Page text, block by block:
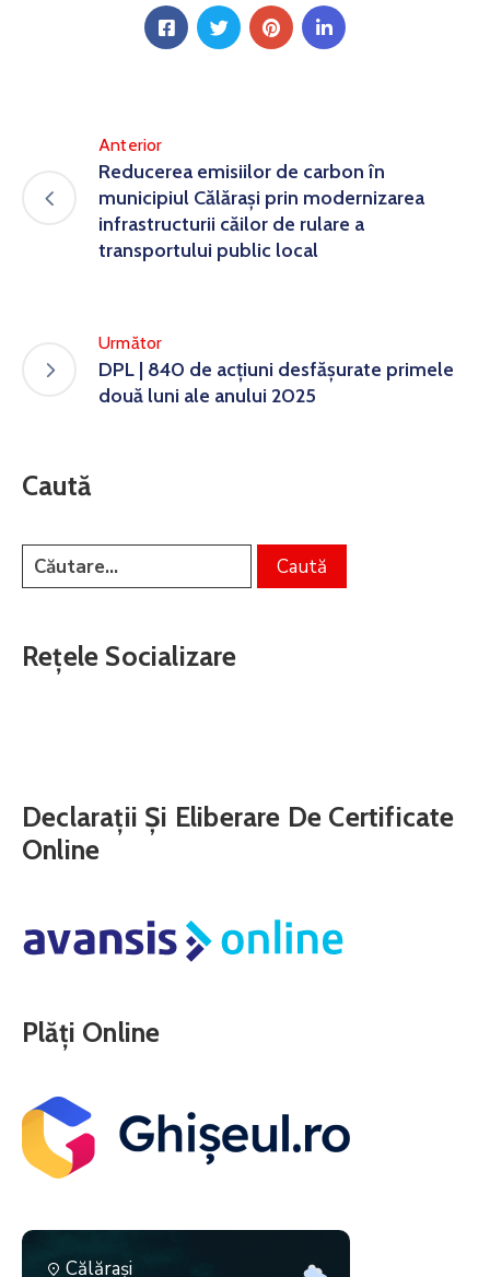
Anterior
Reducerea emisiilor de carbon în
municipiul Călărași prin modernizarea
infrastructurii căilor de rulare a
transportului public local
Următor
DPL | 840 de acțiuni desfășurate primele
două luni ale anului 2025
Caută
Rețele Socializare
Declarații Și Eliberare De Certificate
Online
Plăți Online
Călăraşi